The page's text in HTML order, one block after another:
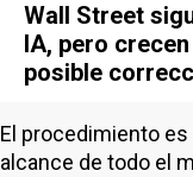
Wall Street
IA, pero
posible
El procedimiento
alcance de todo el